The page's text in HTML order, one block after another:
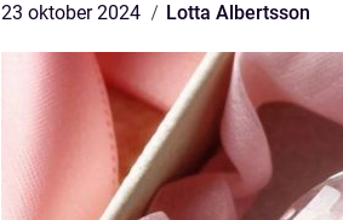
23 oktober 2024 Lotta Albertsson